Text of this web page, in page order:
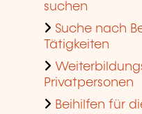
suchen
Suche nach
Tätigkeiten
Privatpersonen
Beihilfen für